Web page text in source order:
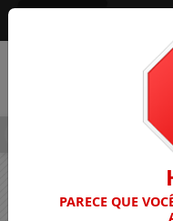
OSVALDO
PARECE QUE